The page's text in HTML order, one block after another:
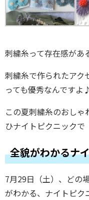
刺繍糸って存在感があ
刺繍糸で作られたアク
っても優秀なんですよ♪
この夏刺繍糸のおし
ひナイトピクニックで
全貌がわかるナ
7月29日（土）、どの
がわかる、ナイトピク